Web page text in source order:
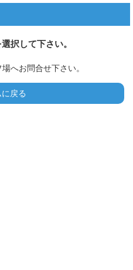
択して下さい。
へお問合せ下さい。
戻る